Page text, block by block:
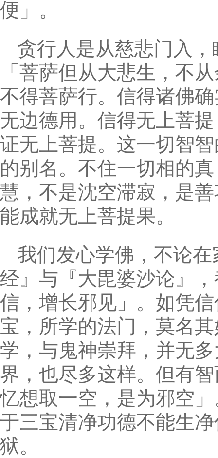
便」。
贪行人是从慈悲门入
「菩萨但从大悲生，不
不得菩萨行。信得诸佛
无边德用。信得无上菩
证无上菩提。这一切智
的别名。不住一切相的
慧，不是沈空滞寂，是
能成就无上菩提果。
我们发心学佛，不论
经』与『大毘婆沙论』
信，增长邪见」。如凭
宝，所学的法门，莫名
学，与鬼神崇拜，并无
界，也尽多这样。但有
忆想取一空，是为邪空
于三宝清净功德不能生
狱。